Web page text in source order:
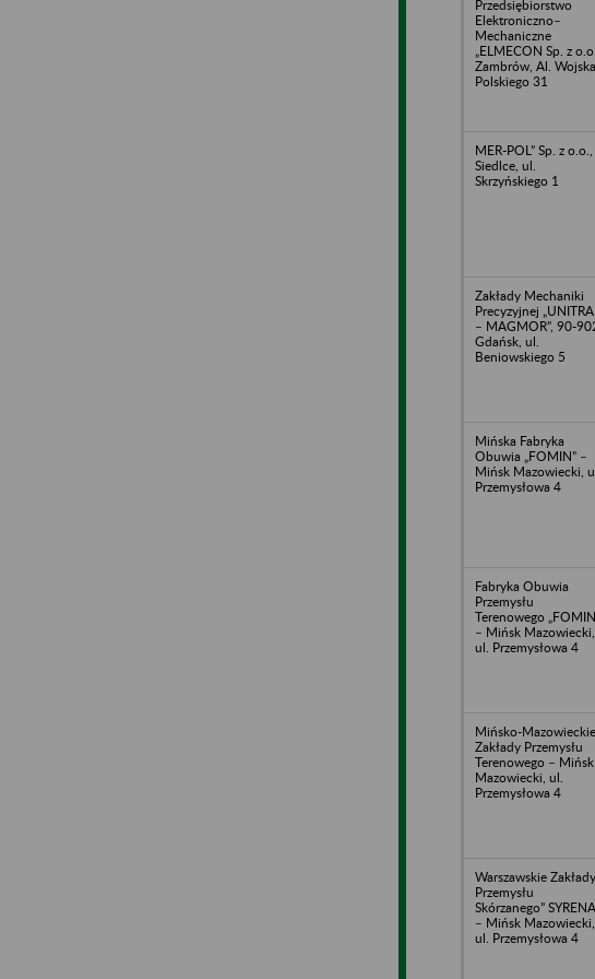
Przedsiębiorstwo
Elektroniczno–
Mechaniczne
„ELMECON Sp. z o.o.,
Zambrów, Al. Wojska
Polskiego 31
MER-POL” Sp. z o.o.,
Siedlce, ul.
Skrzyńskiego 1
Zakłady Mechaniki
Precyzyjnej „UNITRA
– MAGMOR”, 90-
Gdańsk, ul.
Beniowskiego 5
Mińska Fabryka
Obuwia „FOMIN” –
Mińsk Mazowiecki,
Przemysłowa 4
Fabryka Obuwia
Przemysłu
Terenowego
– Mińsk Mazowiecki,
ul. Przemysłowa 4
Mińsko-Mazowieckie
Zakłady Przemysłu
Terenowego – Mińsk
Mazowiecki, ul.
Przemysłowa 4
Warszawskie Zakłady
Przemysłu
Skórzanego” SYRENA
– Mińsk Mazowiecki,
ul. Przemysłowa 4